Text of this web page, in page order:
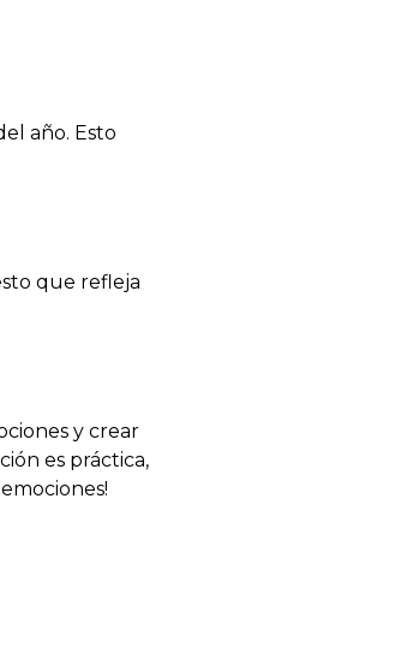
año. Esto
que refleja
y crear
es práctica,